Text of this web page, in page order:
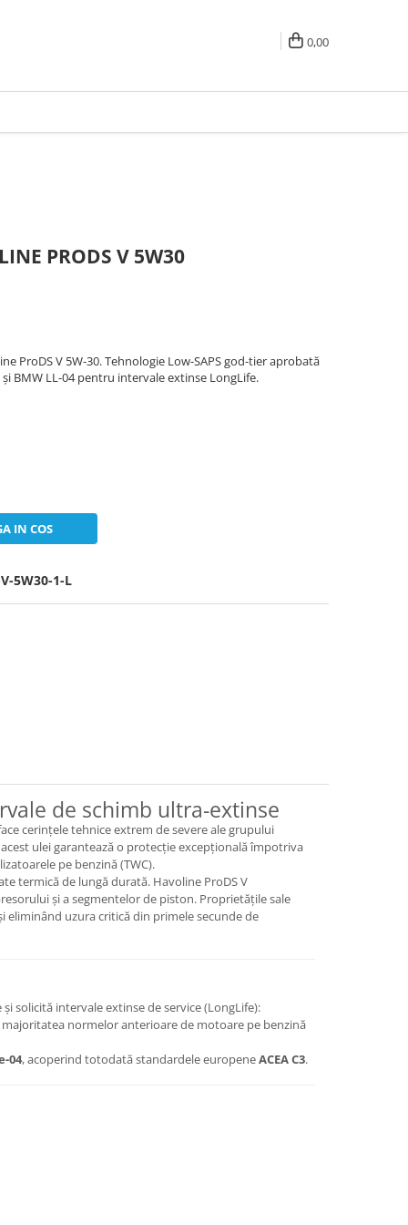
0,00
PRODS V 5W30
ProDS V 5W-30. Tehnologie Low-SAPS god-tier aprobată
și BMW LL-04 pentru intervale extinse LongLife.
IN COS
5W30-1-L
de schimb ultra-extinse
cerințele tehnice extrem de severe ale grupului
ulei garantează o protecție excepțională împotriva
pe benzină (TWC).
termică de lungă durată. Havoline ProDS V
și a segmentelor de piston. Proprietățile sale
uzura critică din primele secunde de
solicită intervale extinse de service (LongLife):
normelor anterioare de motoare pe benzină
04, acoperind totodată standardele europeneACEA C3.